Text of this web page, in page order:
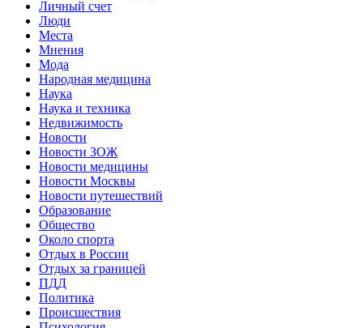
Личный счет
Люди
Места
Мнения
Мода
Народная медицина
Наука
Наука и техника
Недвижимость
Новости
Новости ЗОЖ
Новости медицины
Новости Москвы
Новости путешествий
Образование
Общество
Около спорта
Отдых в России
Отдых за границей
ПДД
Политика
Происшествия